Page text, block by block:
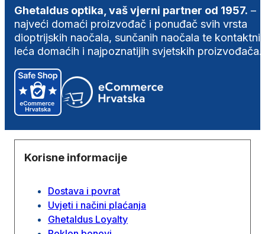
Ghetaldus optika, vaš vjerni partner od 1957. –
najveći domaći proizvođač i ponuđač svih vrsta
dioptrijskih naočala, sunčanih naočala te
leća domaćih i najpoznatijih svjetskih proizvođača.
Korisne informacije
Dostava i povrat
Uvjeti i načini plaćanja
Ghetaldus Loyalty